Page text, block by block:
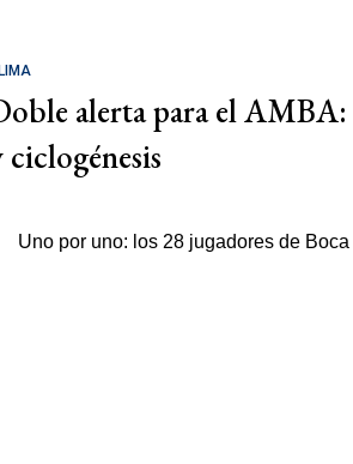
alerta para el AMBA:
ciclogénesis